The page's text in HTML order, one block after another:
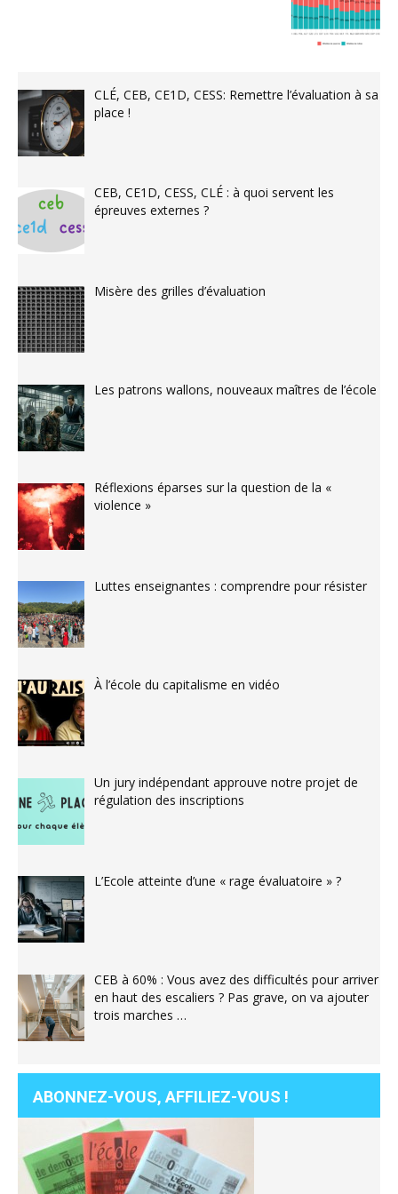
CLÉ, CEB, CE1D, CESS: Remettre l’évaluation à sa
place !
CEB, CE1D, CESS, CLÉ : à quoi servent les
épreuves externes ?
Misère des grilles d’évaluation
Les patrons wallons, nouveaux maîtres de l’école
Réflexions éparses sur la question de la «
violence »
Luttes enseignantes : comprendre pour résister
À l’école du capitalisme en vidéo
Un jury indépendant approuve notre projet de
régulation des inscriptions
L’Ecole atteinte d’une « rage évaluatoire » ?
CEB à 60% : Vous avez des difficultés pour arriver
en haut des escaliers ? Pas grave, on va ajouter
trois marches …
ABONNEZ-VOUS, AFFILIEZ-VOUS !